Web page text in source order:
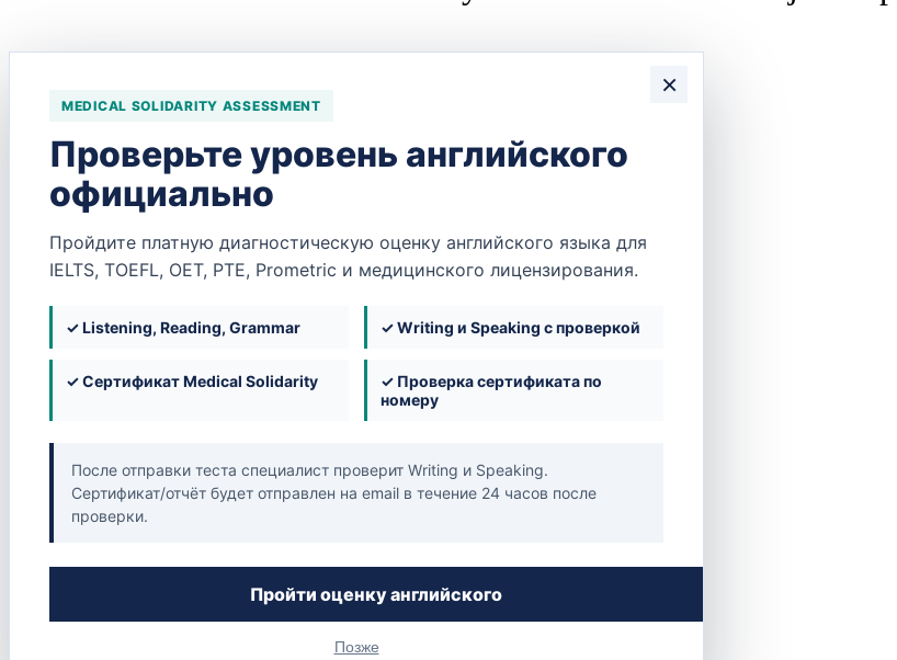
×
MEDICAL SOLIDARITY ASSESSMENT
Проверьте уровень английского
официально
Пройдите платную диагностическую оценку английского языка для
IELTS, TOEFL, OET, PTE, Prometric и медицинского лицензирования.
✓ Listening, Reading, Grammar ✓ Writing и Speaking с проверкой
✓ Сертификат Medical Solidarity
✓ Проверка сертификата по
номеру
После отправки теста специалист проверит Writing и Speaking.
Сертификат/отчёт будет отправлен на email в течение 24 часов после
проверки.
Пройти оценку английского
Позже